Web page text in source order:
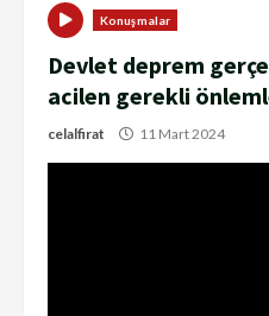
Konuşmalar
Devlet deprem
acilen gerekli
celalfirat 11 Mart 2024